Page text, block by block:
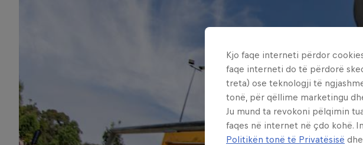
Kjo faqe interneti përdor
faqe interneti do të përdorë
treta) ose teknologji të
tonë, për qëllime marketingu
Ju mund ta revokoni pëlqimin
faqes në internet në çdo kohë.
Politikën tonë të Privatësisë